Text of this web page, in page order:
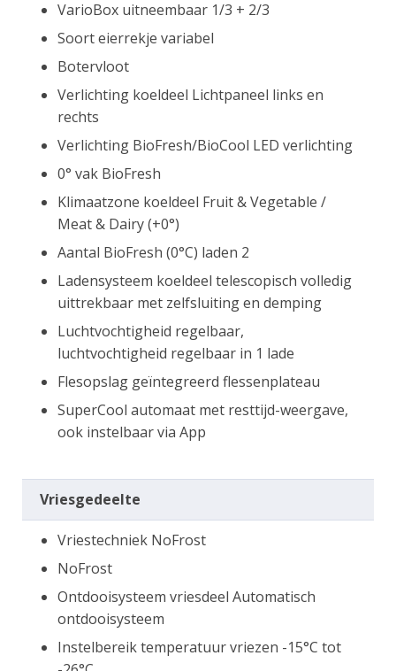
VarioBox uitneembaar 1/3 + 2/3
Soort eierrekje variabel
Botervloot
Verlichting koeldeel Lichtpaneel links en
rechts
Verlichting BioFresh/BioCool LED verlichting
0° vak BioFresh
Klimaatzone koeldeel Fruit & Vegetable /
Meat & Dairy (+0°)
Aantal BioFresh (0°C) laden 2
Ladensysteem koeldeel telescopisch volledig
uittrekbaar met zelfsluiting en demping
Luchtvochtigheid regelbaar,
luchtvochtigheid regelbaar in 1 lade
Flesopslag geïntegreerd flessenplateau
SuperCool automaat met resttijd-weergave,
ook instelbaar via App
Vriesgedeelte
Vriestechniek NoFrost
NoFrost
Ontdooisysteem vriesdeel Automatisch
ontdooisysteem
Instelbereik temperatuur vriezen -15°C tot